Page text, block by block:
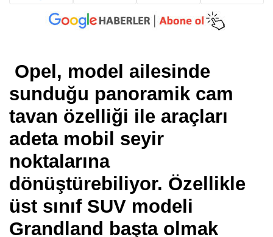
Opel, model ailesinde
sunduğu panoramik cam
tavan özelliği ile araçları
adeta mobil seyir
noktalarına
dönüştürebiliyor. Özellikle
üst sınıf SUV modeli
Grandland başta olmak